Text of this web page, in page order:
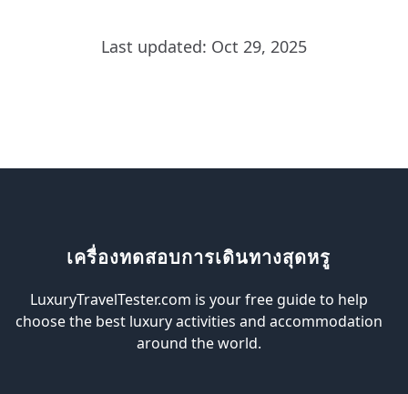
Last updated: Oct 29, 2025
เครื่องทดสอบการเดินทางสุดหรู
LuxuryTravelTester.com is your free guide to help
choose the best luxury activities and accommodation
around the world.